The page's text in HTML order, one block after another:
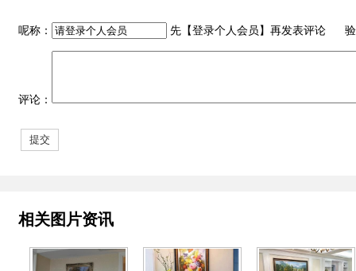
呢称： 先【登录个人会员 】再发表评论 验
评论：
相关图片资讯